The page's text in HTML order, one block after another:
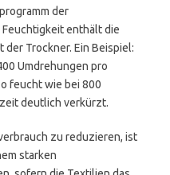
der
enthält die
Trockner. Ein Beispiel:
Umdrehungen pro
feucht wie bei 800
deutlich verkürzt.
zu reduzieren, ist
starken